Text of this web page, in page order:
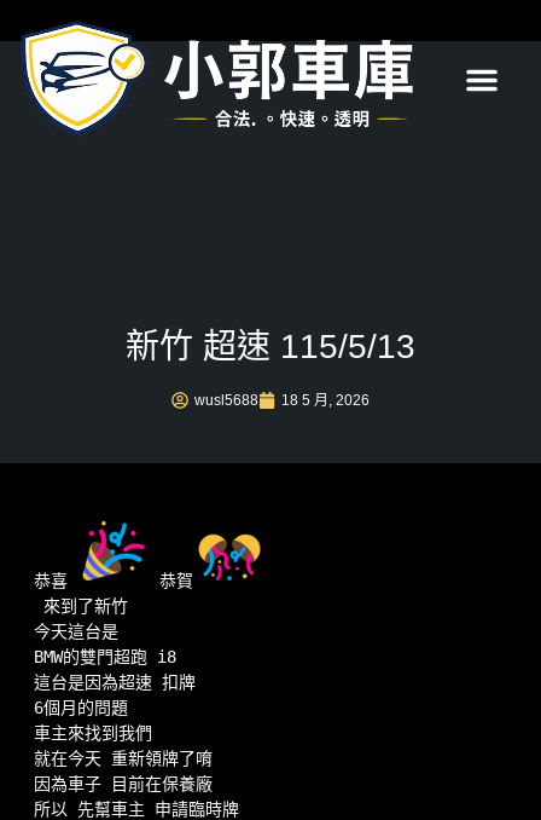
新竹 超速 115/5/13
wusl5688 18 5 月, 2026
恭喜
恭賀
來到了新竹
今天這台是
BMW的雙門超跑 i8
這台是因為超速 扣牌
6個月的問題
車主來找到我們
就在今天 重新領牌了唷
因為車子 目前在保養廠
所以 先幫車主 申請臨時牌